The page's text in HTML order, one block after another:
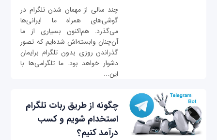
چند سالی از مهمان شدن تلگرام در
گوشی‌های همراه ما ایرانی‌ها
می‌گذرد. هم‌اکنون بسیاری از ما
آن‌چنان وابسته‌اش شده‌ایم که تصور
گذراندن روزی بدون تلگرام برایمان
دشوار خواهد بود. ما تلگرامی‌ها با
این...
چگونه از طریق ربات تلگرام
استخدام شویم و کسب
درآمد کنیم؟